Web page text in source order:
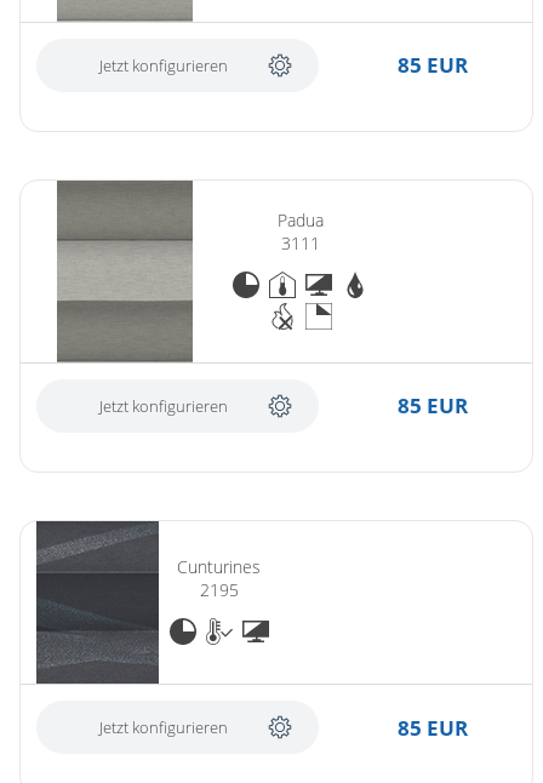
Jetzt konfigurieren 85 EUR
Padua
3111
Jetzt konfigurieren 85 EUR
Cunturines
2195
Jetzt konfigurieren 85 EUR